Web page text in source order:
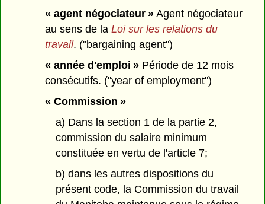
« agent négociateur » Agent négociateur
au sens de laLoi sur les relations du
travail. ("bargaining agent")
« année d'emploi » Période de 12 mois
consécutifs. ("year of employment")
« Commission »
a) Dans la section 1 de la partie 2,
commission du salaire minimum
constituée en vertu de l'article 7;
b) dans les autres dispositions du
présent code, la Commission du travail